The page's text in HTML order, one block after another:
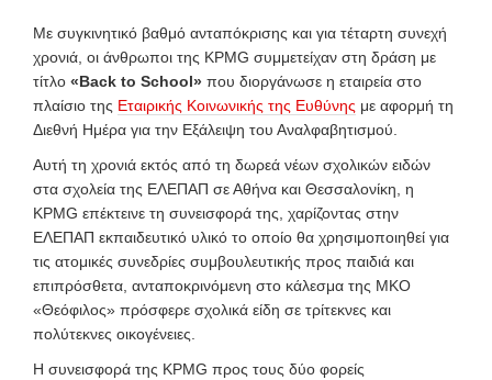
Με συγκινητικό βαθμό ανταπόκρισης και για τέταρτη συνεχή
χρονιά, οι άνθρωποι της KPMG συμμετείχαν στη δράση με
τίτλο «Back to School» που διοργάνωσε η εταιρεία στο
πλαίσιο της Εταιρικής Κοινωνικής της Ευθύνης με αφορμή τη
Διεθνή Ημέρα για την Εξάλειψη του Αναλφαβητισμού.
Αυτή τη χρονιά εκτός από τη δωρεά νέων σχολικών ειδών
στα σχολεία της ΕΛΕΠΑΠ σε Αθήνα και Θεσσαλονίκη, η
KPMG επέκτεινε τη συνεισφορά της, χαρίζοντας στην
ΕΛΕΠΑΠ εκπαιδευτικό υλικό το οποίο θα χρησιμοποιηθεί για
τις ατομικές συνεδρίες συμβουλευτικής προς παιδιά και
επιπρόσθετα, ανταποκρινόμενη στο κάλεσμα της ΜΚΟ
«Θεόφιλος» πρόσφερε σχολικά είδη σε τρίτεκνες και
πολύτεκνες οικογένειες.
Η συνεισφορά της KPMG προς τους δύο φορείς